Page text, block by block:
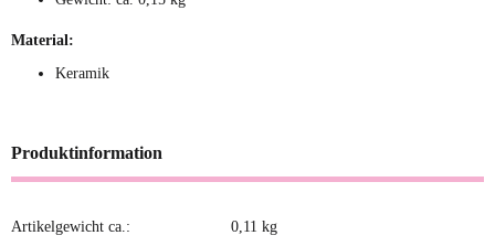
Material:
Keramik
Produktinformation
Produkteigenschaft
Wert
Artikelgewicht ca.: 0,11 kg